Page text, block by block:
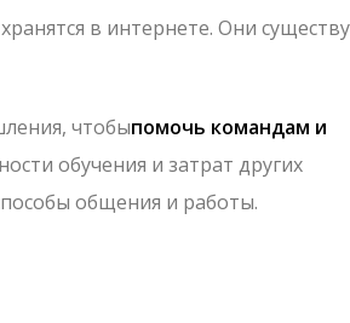
в интернете. Они
чтобыпомочь командам и
обучения и затрат других
общения и работы.